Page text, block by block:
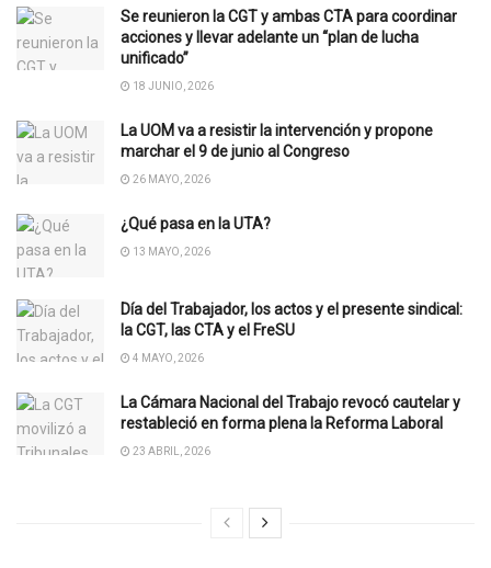
Se reunieron la CGT y ambas CTA para coordinar
acciones y llevar adelante un “plan de lucha
unificado”
18 JUNIO, 2026
La UOM va a resistir la intervención y propone
marchar el 9 de junio al Congreso
26 MAYO, 2026
¿Qué pasa en la UTA?
13 MAYO, 2026
Día del Trabajador, los actos y el presente sindical:
la CGT, las CTA y el FreSU
4 MAYO, 2026
La Cámara Nacional del Trabajo revocó cautelar y
restableció en forma plena la Reforma Laboral
23 ABRIL, 2026